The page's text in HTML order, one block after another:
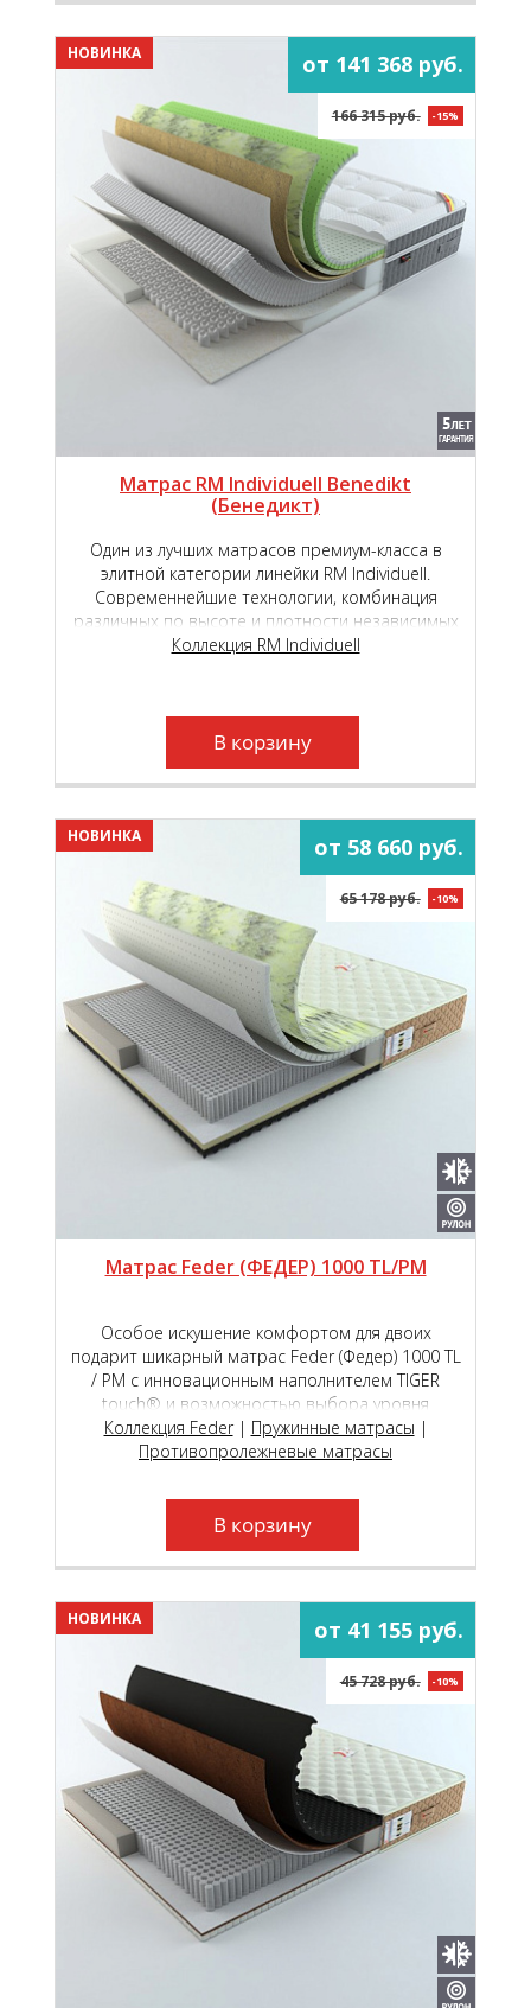
НОВИНКА от 141 368 руб.
166 315 руб. -15%
Матрас RM Individuell Benedikt
(Бенедикт)
Один из лучших матрасов премиум-класса в
элитной категории линейки RM Individuell.
Современнейшие технологии, комбинация
различных по высоте и плотности независимых
пружинных блоков и уникальные
Коллекция RM Individuell
В корзину
НОВИНКА от 58 660 руб.
65 178 руб. -10%
Матрас Feder (ФЕДЕР) 1000 TL/PM
Особое искушение комфортом для двоих
подарит шикарный матрас Feder (Федер) 1000 ТL
/ РМ с инновационным наполнителем TIGER
touch® и возможностью выбора уровня
мягкости сторон на пружинном блоке премиум
класса Roll Feder Micropocket S 2000.
Коллекция Feder| Пружинные матрасы |
Противопролежневые матрасы
В корзину
НОВИНКА от 41 155 руб.
45 728 руб. -10%